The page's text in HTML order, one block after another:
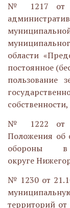
№ 1217 от
области
постоянное
пользование
№ 1222 от
Положения об
обороны в
округе
№ 1230 от
территорий от